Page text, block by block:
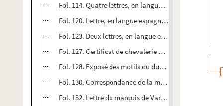
Fol. 114. Quatre lettres, en langue espagnole, datées
Fol. 120. Lettre, en langue espagnole, écrite de Gray
Fol. 123. Deux lettres, en langue espagnole, de
Fol. 127. Certificat de chevalerie pour Marc de
Fol. 128. Exposé des motifs du duel de Ferdinand
Fol. 130. Correspondance de la municipalité de
Fol. 132. Lettre du marquis de Varambon au sujet